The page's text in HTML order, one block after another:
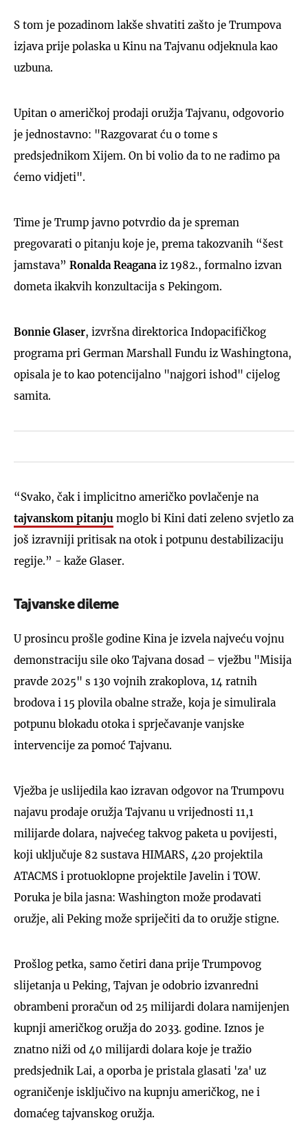
S tom je pozadinom lakše shvatiti zašto je Trumpova
izjava prije polaska u Kinu na Tajvanu odjeknula kao
uzbuna.
Upitan o američkoj prodaji oružja Tajvanu, odgovorio
je jednostavno: "Razgovarat ću o tome s
predsjednikom Xijem. On bi volio da to ne radimo pa
ćemo vidjeti".
Time je Trump javno potvrdio da je spreman
pregovarati o pitanju koje je, prema takozvanih “šest
jamstava” Ronalda Reagana iz 1982., formalno izvan
dometa ikakvih konzultacija s Pekingom.
Bonnie Glaser, izvršna direktorica Indopacifičkog
programa pri German Marshall Fundu iz Washingtona,
opisala je to kao potencijalno "najgori ishod" cijelog
samita.
“Svako, čak i implicitno američko povlačenje na
tajvanskom pitanju moglo bi Kini dati zeleno svjetlo za
još izravniji pritisak na otok i potpunu destabilizaciju
regije.” - kaže Glaser.
Tajvanske dileme
U prosincu prošle godine Kina je izvela najveću vojnu
demonstraciju sile oko Tajvana dosad – vježbu "Misija
pravde 2025" s 130 vojnih zrakoplova, 14 ratnih
brodova i 15 plovila obalne straže, koja je simulirala
potpunu blokadu otoka i sprječavanje vanjske
intervencije za pomoć Tajvanu.
Vježba je uslijedila kao izravan odgovor na Trumpovu
najavu prodaje oružja Tajvanu u vrijednosti 11,1
milijarde dolara, najvećeg takvog paketa u povijesti,
koji uključuje 82 sustava HIMARS, 420 projektila
ATACMS i protuoklopne projektile Javelin i TOW.
Poruka je bila jasna: Washington može prodavati
oružje, ali Peking može spriječiti da to oružje stigne.
Prošlog petka, samo četiri dana prije Trumpovog
slijetanja u Peking, Tajvan je odobrio izvanredni
obrambeni proračun od 25 milijardi dolara namijenjen
kupnji američkog oružja do 2033. godine. Iznos je
znatno niži od 40 milijardi dolara koje je tražio
predsjednik Lai, a oporba je pristala glasati 'za' uz
ograničenje isključivo na kupnju američkog, ne i
domaćeg tajvanskog oružja.